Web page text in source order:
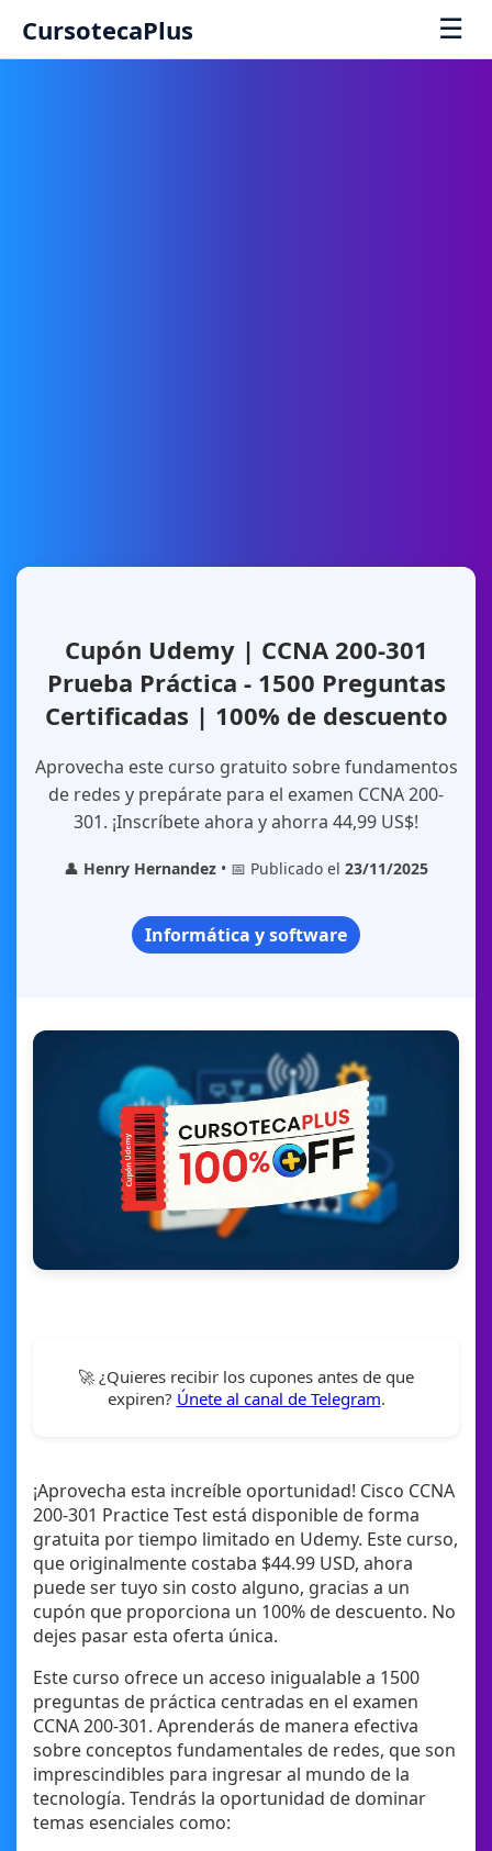
CursotecaPlus ☰
Cupón Udemy | CCNA 200-301
Prueba Práctica - 1500 Preguntas
Certificadas | 100% de descuento
Aprovecha este curso gratuito sobre fundamentos
de redes y prepárate para el examen CCNA 200-
301. ¡Inscríbete ahora y ahorra 44,99 US$!
👤 Henry Hernandez • 📅 Publicado el 23/11/2025
Informática y software
🚀 ¿Quieres recibir los cupones antes de que
expiren? Únete al canal de Telegram.
¡Aprovecha esta increíble oportunidad! Cisco CCNA
200-301 Practice Test está disponible de forma
gratuita por tiempo limitado en Udemy. Este curso,
que originalmente costaba $44.99 USD, ahora
puede ser tuyo sin costo alguno, gracias a un
cupón que proporciona un 100% de descuento. No
dejes pasar esta oferta única.
Este curso ofrece un acceso inigualable a 1500
preguntas de práctica centradas en el examen
CCNA 200-301. Aprenderás de manera efectiva
sobre conceptos fundamentales de redes, que son
imprescindibles para ingresar al mundo de la
tecnología. Tendrás la oportunidad de dominar
temas esenciales como: